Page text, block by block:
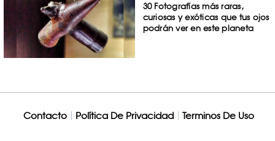
30 Fotografías más raras,
curiosas y exóticas que tus ojos
podrán ver en este planeta
Contacto Política De Privacidad Terminos De Uso